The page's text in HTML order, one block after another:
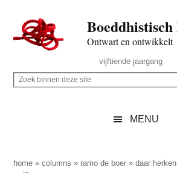
naar
de
inhoud
secondary
naar
de
sidebar
naar
de
Ontwart en ontwikkelt
Rechts
vijftiende jaargang
Z
p
Z
i
MENU
home »columns » ramo de boer »daar